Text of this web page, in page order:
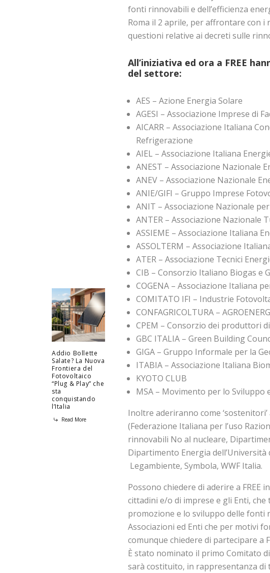
Addio Bollette
Salate? La Nuova
Frontiera del
Fotovoltaico
“Plug & Play” che
sta
conquistando
l’Italia
Read More
fonti rinnovabili e dell’efficienza
Roma il 2 aprile, per affrontare con
questioni relative ai decreti sulle
All’iniziativa ed ora a FREE
del settore:
AES – Azione Energia Solare
AGESI – Associazione Imprese di
AICARR – Associazione Italiana
Refrigerazione
AIEL – Associazione Italiana
ANEST – Associazione Nazionale
ANEV – Associazione Nazionale
ANIE/GIFI – Gruppo Imprese
ANIT – Associazione Nazionale
ANTER – Associazione Nazionale
ASSIEME – Associazione Italiana
ASSOLTERM – Associazione
ATER – Associazione Tecnici
CIB – Consorzio Italiano Biogas e
COGENA – Associazione Italiana
COMITATO IFI – Industrie
CONFAGRICOLTURA –
CPEM – Consorzio dei produttori
GBC ITALIA – Green Building
GIGA – Gruppo Informale per la
ITABIA – Associazione Italiana
KYOTO CLUB
MSA – Movimento per lo Sviluppo
Inoltre aderiranno come
(Federazione Italiana per l’uso
rinnovabili No al nucleare,
Dipartimento Energia dell’Università
Legambiente, Symbola, WWF Italia.
Possono chiedere di aderire a FREE
cittadini e/o di imprese e gli Enti,
promozione e lo sviluppo delle fonti
Associazioni ed Enti che per motivi
comunque chiedere di partecipare a
È stato nominato il primo Comitato
sarà costituito, in rappresentanza